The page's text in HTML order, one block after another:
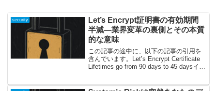
security
Let’s Encrypt証明書の有効期間
半減—業界変革の裏側とその本質
的な意味
この記事の途中に、以下の記事の引用を
含んでいます。Let’s Encrypt Certificate
Lifetimes go from 90 days to 45 daysイン